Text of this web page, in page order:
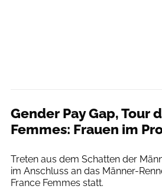
Gender Pay Gap, Tour
Femmes: Frauen im
Treten aus dem Schatten der
im Anschluss an das Männer-
France Femmes statt.